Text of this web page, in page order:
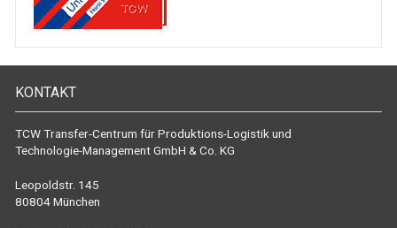
KONTAKT
TCW Transfer-Centrum für Produktions-Logistik und
Technologie-Management GmbH & Co. KG
Leopoldstr. 145
80804 München